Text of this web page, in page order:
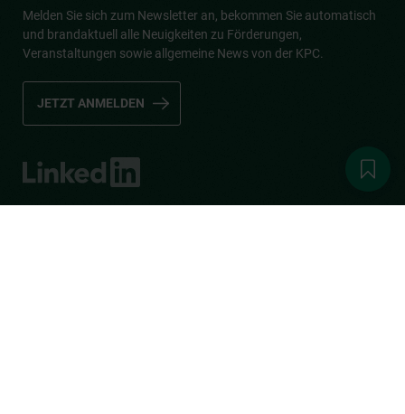
Melden Sie sich zum Newsletter an, bekommen Sie automatisch
und brandaktuell alle Neuigkeiten zu Förderungen,
Veranstaltungen sowie allgemeine News von der KPC.
JETZT ANMELDEN